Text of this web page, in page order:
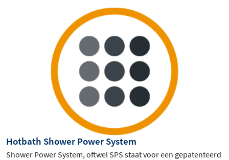
Hotbath Shower Power System
Shower Power System, oftwel SPS staat voor een gepatenteerd